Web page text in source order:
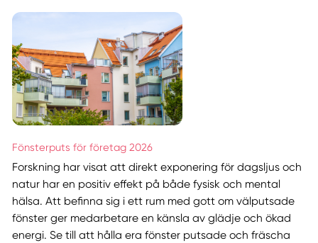
Fönsterputs för företag 2026
Forskning har visat att direkt exponering för dagsljus och
natur har en positiv effekt på både fysisk och mental
hälsa. Att befinna sig i ett rum med gott om välputsade
fönster ger medarbetare en känsla av glädje och ökad
energi. Se till att hålla era fönster putsade och fräscha